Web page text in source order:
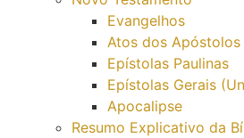
Evangelhos
Atos dos
Epístolas Paulinas
Epístolas Gerais
Apocalipse
Resumo Explicativo da